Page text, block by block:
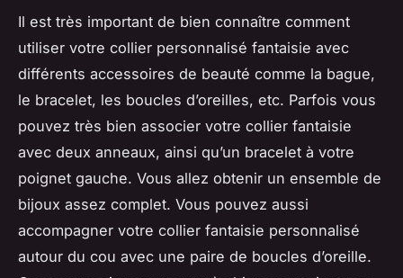
Il est très important de bien connaître comment
utiliser votre collier personnalisé fantaisie avec
différents accessoires de beauté comme la bague,
le bracelet, les boucles d’oreilles, etc. Parfois vous
pouvez très bien associer votre collier fantaisie
avec deux anneaux, ainsi qu’un bracelet à votre
poignet gauche. Vous allez obtenir un ensemble de
bijoux assez complet. Vous pouvez aussi
accompagner votre collier fantaisie personnalisé
autour du cou avec une paire de boucles d’oreille.